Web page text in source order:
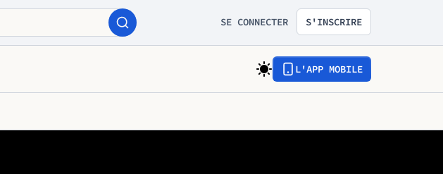
SE CONNECTER S'INSCRIRE
L'APP MOBILE